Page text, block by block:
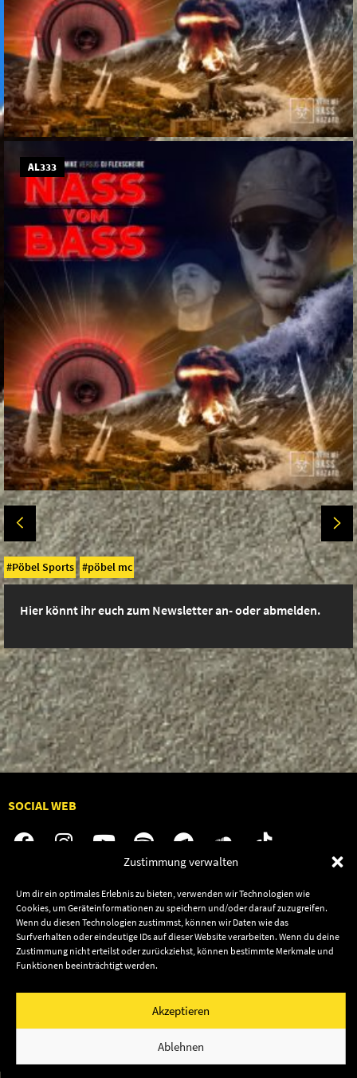
Zustimmung verwalten
Um dir ein optimales Erlebnis zu bieten, verwenden wir Technologien wie
Cookies, um Geräteinformationen zu speichern und/oder darauf zuzugreifen.
Wenn du diesen Technologien zustimmst, können wir Daten wie das
Surfverhalten oder eindeutige IDs auf dieser Website verarbeiten. Wenn du deine
Zustimmung nicht erteilst oder zurückziehst, können bestimmte Merkmale und
Funktionen beeinträchtigt werden.
Akzeptieren
Ablehnen
AL333
Pöbel Sports pöbel mc
Hier könnt ihr euch zum Newsletter an- oder abmelden.
SOCIAL WEB
Audiolith
News
Artists
Releases
Contact Us
Dates
Shop
© 2003–2026 Audiolith International GmbH & Audiolith
Privacy